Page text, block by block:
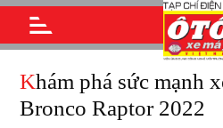
Khám phá sức mạnh xe bán tải Ford
Bronco Raptor 2022